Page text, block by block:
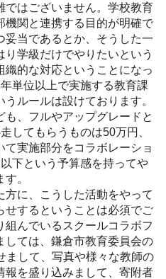
はございません。学校教育
機関と連携する目的が明確で
妥当であるとか、そうした一
学級だけでやりたいという
織的な対応ということになっ
単位以上で実施する教育課
ルールは設けております。
、フルやアップグレードと
してもらうものは50万円、
て実施部分をコラボレーショ
下という予算感を持ってや
。
に、こうした活動をやって
せするということは必須でご
組んでいるスクールコラボフ
しては、鎌倉市教育委員会の
まして、写真や様々な教師の
報を盛り込みまして、寄附者